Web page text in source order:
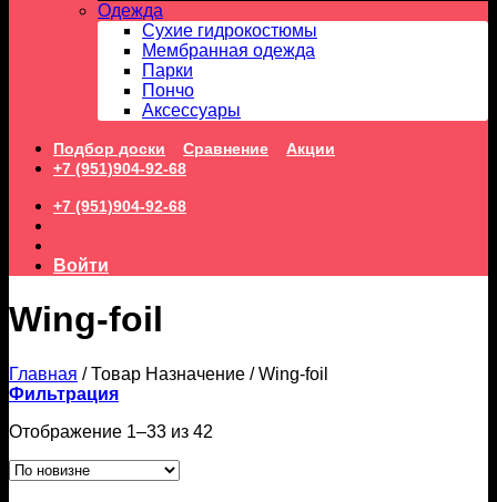
Одежда
Сухие гидрокостюмы
Мембранная одежда
Парки
Пончо
Аксессуары
Подбор доски Сравнение
Акции
+7 (951)904-92-68
+7 (951)904-92-68
Войти
Wing-foil
Главная /Товар Назначение /Wing-foil
Фильтрация
Отображение 1–33 из 42